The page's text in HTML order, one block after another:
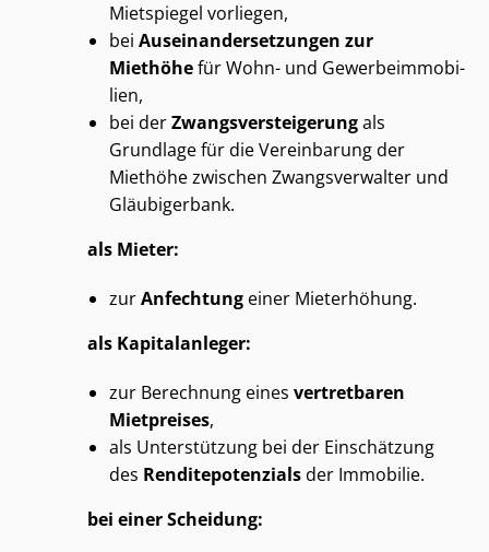
Mietspiegel vorliegen,
bei Aus­ein­an­der­set­zun­gen zur
Miethöhefür Wohn- und Ge­wer­be­im­mo­bi­
li­en,
bei derZwangs­ver­stei­ge­rungals
Grundlage für die Vereinbarung der
Miethöhe zwischen Zwangsverwalter und
Gläubigerbank.
als Mieter:
zurAnfechtung einer Mieterhöhung.
als Kapitalanleger:
zur Berechnung eines vertretbaren
Mietpreises,
als Unterstützung bei der Einschätzung
des Ren­di­te­po­ten­zi­alsder Immobilie.
bei einer Scheidung: